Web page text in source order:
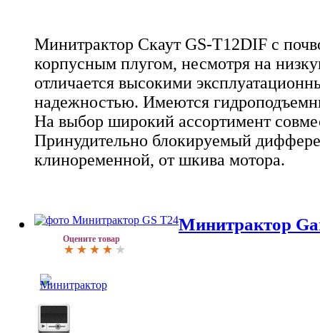
Минитрактор Скаут GS-T12DIF с
корпусным плугом, несмотря на
отличается высокими
надежностью. Имеются
На выбор широкий ассортимент
Принудительно блокируемый
клиноременной, от шкива мотора.
Оцените товар
Минитрактор